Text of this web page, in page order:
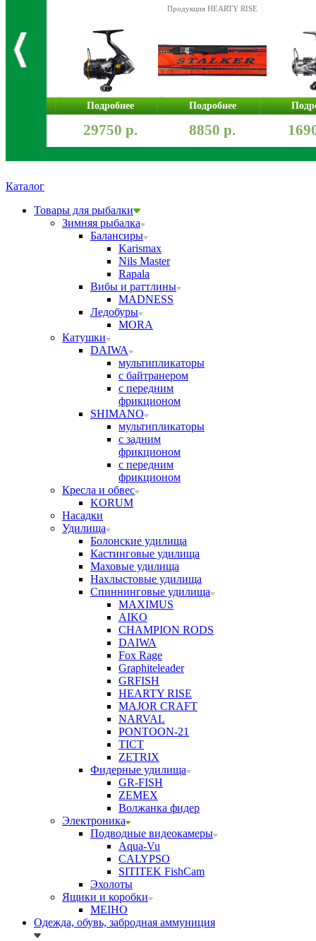
Подробнее
29750 р.
Продукция HEARTY RISE
Подробнее
8850 р.
Каталог
Товары для рыбалки
Зимняя рыбалка
Балансиры
Karismax
Nils Master
Rapala
Вибы и раттлины
MADNESS
Ледобуры
MORA
Катушки
DAIWA
мультипликаторы
с байтранером
с передним
фрикционом
SHIMANO
мультипликаторы
с задним
фрикционом
с передним
фрикционом
Кресла и обвес
KORUM
Насадки
Удилища
Болонские удилища
Кастинговые удилища
Маховые удилища
Нахлыстовые удилища
Спиннинговые удилища
MAXIMUS
AIKO
CHAMPION RODS
DAIWA
Fox Rage
Graphiteleader
GRFISH
HEARTY RISE
MAJOR CRAFT
NARVAL
PONTOON-21
TICT
ZETRIX
Фидерные удилища
GR-FISH
ZEMEX
Волжанка фидер
Электроника
Подводные видеокамеры
Aqua-Vu
CALYPSO
SITITEK FishCam
Эхолоты
Ящики и коробки
MEIHO
Одежда, обувь, забродная аммуниция